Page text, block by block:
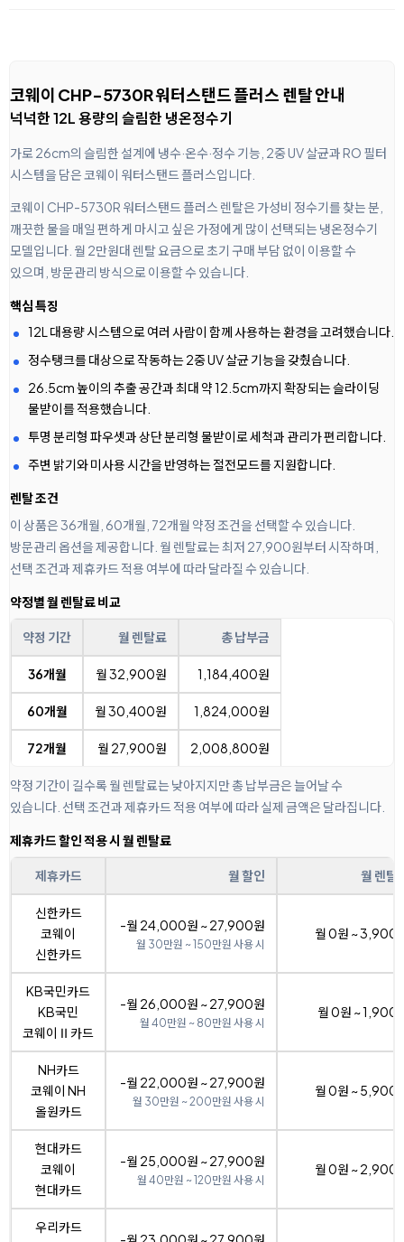
코웨이 CHP-5730R 워터스탠드 플러스 렌탈 안내
넉넉한 12L 용량의 슬림한 냉온정수기
가로 26cm의 슬림한 설계에 냉수·온수·정수 기능, 2중 UV 살균과 RO 필터
시스템을 담은 코웨이 워터스탠드 플러스입니다.
코웨이 CHP-5730R 워터스탠드 플러스 렌탈은 가성비 정수기를 찾는 분,
깨끗한 물을 매일 편하게 마시고 싶은 가정에게 많이 선택되는 냉온정수기
모델입니다. 월 2만원대 렌탈 요금으로 초기 구매 부담 없이 이용할 수
있으며, 방문관리 방식으로 이용할 수 있습니다.
핵심 특징
12L 대용량 시스템으로 여러 사람이 함께 사용하는 환경을 고려했습니다.
정수탱크를 대상으로 작동하는 2중 UV 살균 기능을 갖췄습니다.
26.5cm 높이의 추출 공간과 최대 약 12.5cm까지 확장되는 슬라이딩
물받이를 적용했습니다.
투명 분리형 파우셋과 상단 분리형 물받이로 세척과 관리가 편리합니다.
주변 밝기와 미사용 시간을 반영하는 절전모드를 지원합니다.
렌탈 조건
이 상품은 36개월, 60개월, 72개월 약정 조건을 선택할 수 있습니다.
방문관리 옵션을 제공합니다. 월 렌탈료는 최저 27,900원부터 시작하며,
선택 조건과 제휴카드 적용 여부에 따라 달라질 수 있습니다.
약정별 월 렌탈료 비교
약정 기간 월 렌탈료 총 납부금
36개월 월 32,900원 1,184,400원
60개월 월 30,400원 1,824,000원
72개월 월 27,900원 2,008,800원
약정 기간이 길수록 월 렌탈료는 낮아지지만 총 납부금은 늘어날 수
있습니다. 선택 조건과 제휴카드 적용 여부에 따라 실제 금액은 달라집니다.
제휴카드 할인 적용 시 월 렌탈료
제휴카드 월 할인 월 렌탈
신한카드
코웨이
신한카드
-월 24,000원 ~ 27,900원
월 30만원 ~ 150만원 사용 시
월 0원 ~ 3,900
KB국민카드
KB국민
코웨이Ⅱ카드
-월 26,000원 ~ 27,900원
월 40만원 ~ 80만원 사용 시
월 0원 ~ 1,900
NH카드
코웨이 NH
올원카드
-월 22,000원 ~ 27,900원
월 30만원 ~ 200만원 사용 시
월 0원 ~ 5,900
현대카드
코웨이
현대카드
-월 25,000원 ~ 27,900원
월 40만원 ~ 120만원 사용 시
월 0원 ~ 2,900
우리카드